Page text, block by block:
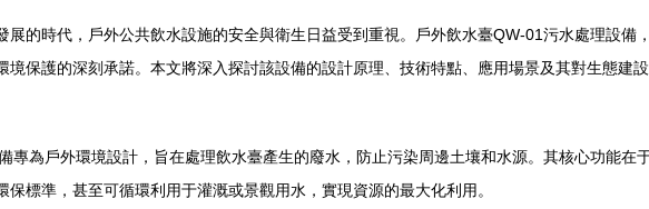
展的時代，戶外公共飲水設施的安全與衛生日益受到重視。戶外飲水臺QW-01污水處理設
保護的深刻承諾。本文將深入探討該設備的設計原理、技術特點、應用場景及其對生態建設
專為戶外環境設計，旨在處理飲水臺產生的廢水，防止污染周邊土壤和水源。其核心功能在
標準，甚至可循環利用于灌溉或景觀用水，實現資源的最大化利用。